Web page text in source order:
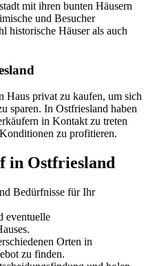
mit ihren bunten Häusern
und Besucher
historische Häuser als auch
Haus privat zu kaufen, um sich
sparen. In Ostfriesland haben
in Kontakt zu treten
zu profitieren.
in Ostfriesland
Bedürfnisse für Ihr
eventuelle
Orten in
zu finden.